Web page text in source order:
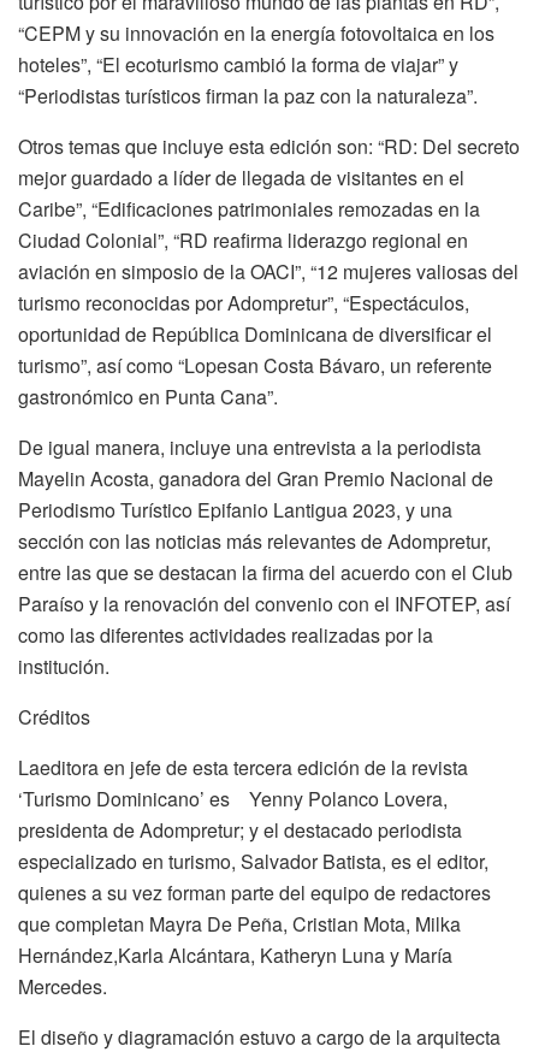
“CEPM y su innovación en la energía fotovoltaica en los
hoteles”, “El ecoturismo cambió la forma de viajar” y
“Periodistas turísticos firman la paz con la naturaleza”.
Otros temas que incluye esta edición son: “RD: Del secreto
mejor guardado a líder de llegada de visitantes en el
Caribe”, “Edificaciones patrimoniales remozadas en la
Ciudad Colonial”, “RD reafirma liderazgo regional en
aviación en simposio de la OACI”, “12 mujeres valiosas del
turismo reconocidas por Adompretur”, “Espectáculos,
oportunidad de República Dominicana de diversificar el
turismo”, así como “Lopesan Costa Bávaro, un referente
gastronómico en Punta Cana”.
De igual manera, incluye una entrevista a la periodista
Mayelin Acosta, ganadora del Gran Premio Nacional de
Periodismo Turístico Epifanio Lantigua 2023, y una
sección con las noticias más relevantes de Adompretur,
entre las que se destacan la firma del acuerdo con el Club
Paraíso y la renovación del convenio con el INFOTEP, así
como las diferentes actividades realizadas por la
institución.
Créditos
Laeditora en jefe de esta tercera edición de la revista
‘Turismo Dominicano’ es Yenny Polanco Lovera,
presidenta de Adompretur; y el destacado periodista
especializado en turismo, Salvador Batista, es el editor,
quienes a su vez forman parte del equipo de redactores
que completan Mayra De Peña, Cristian Mota, Milka
Hernández,Karla Alcántara, Katheryn Luna y María
Mercedes.
El diseño y diagramación estuvo a cargo de la arquitecta